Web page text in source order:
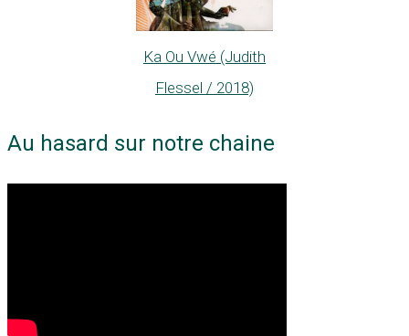
Ka Ou Vwé (Judith
Flessel / 2018)
Au hasard sur notre chaine